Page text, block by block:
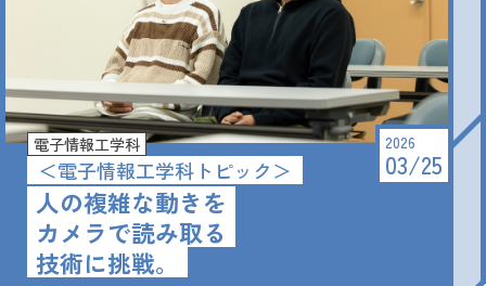
2026.8.8
お申し込み・詳細
電子情報工学科
＜電子情報工学科トピック＞
2026
03/25
人の複雑な動きを
カメラで読み取る
技術に挑戦。